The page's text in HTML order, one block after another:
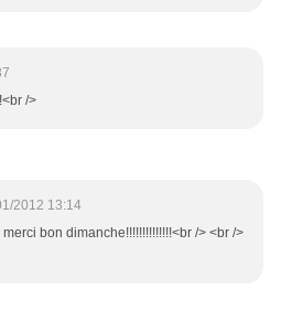
/>
2012 13:14
bon dimanche!!!!!!!!!!!!!!<br /> <br />